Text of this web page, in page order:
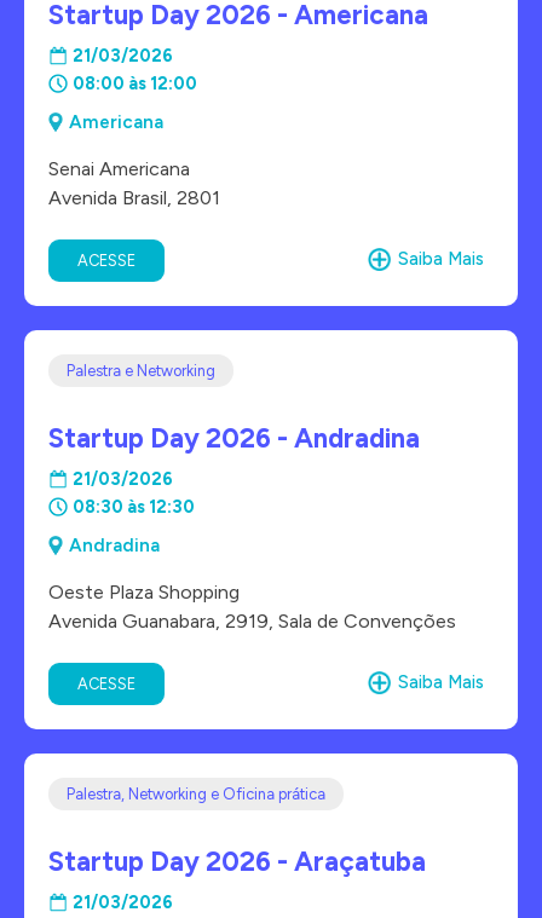
Startup Day 2026 - Americana
21/03/2026
08:00 às 12:00
Americana
Senai Americana
Avenida Brasil, 2801
ACESSE Saiba Mais
Palestra e Networking
Startup Day 2026 - Andradina
21/03/2026
08:30 às 12:30
Andradina
Oeste Plaza Shopping
Avenida Guanabara, 2919, Sala de Convenções
ACESSE Saiba Mais
Palestra, Networking e Oficina prática
Startup Day 2026 - Araçatuba
21/03/2026